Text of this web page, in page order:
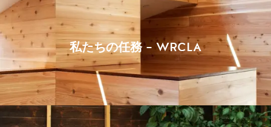
私たちの任務 – WRCLA